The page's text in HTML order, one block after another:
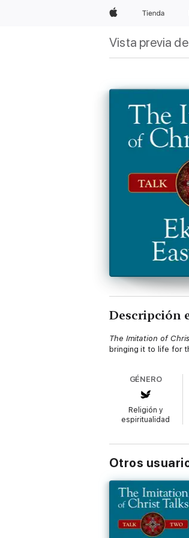
AppleTienda
Vista previa de
Descripción
The Imitation of
bringing it to life for
GÉNERO
Religión y
espiritualidad
Otros